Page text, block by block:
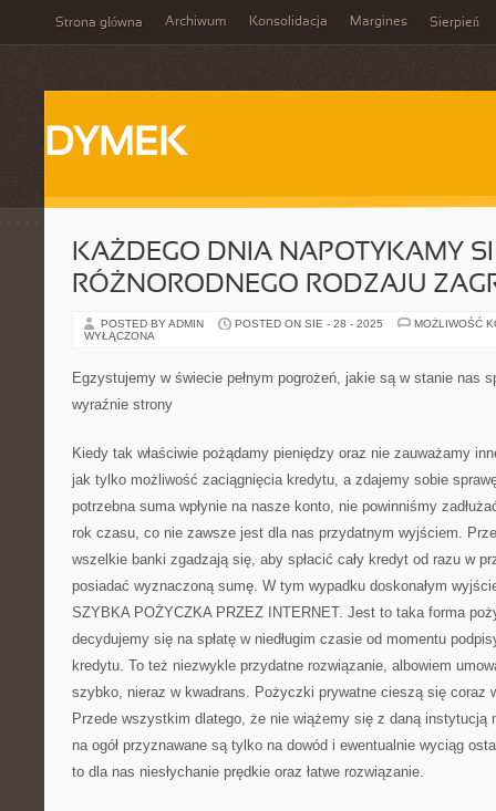
Strona główna Archiwum Konsolidacja Margines Sierpień
DYMEK
KAŻDEGO DNIA NAPOTYKAMY
RÓŻNORODNEGO RODZAJU
POSTED BY ADMIN POSTED ON SIE - 28 - 2025
MOŻLIWOŚĆ
WYŁĄCZONA
Egzystujemy w świecie pełnym pogrożeń, jakie są w stanie nas
wyraźnie strony
Kiedy tak właściwie pożądamy pieniędzy oraz nie zauważamy
jak tylko możliwość zaciągnięcia kredytu, a zdajemy sobie
potrzebna suma wpłynie na nasze konto, nie powinniśmy
rok czasu, co nie zawsze jest dla nas przydatnym wyjściem.
wszelkie banki zgadzają się, aby spłacić cały kredyt od razu w
posiadać wyznaczoną sumę. W tym wypadku doskonałym
SZYBKA POŻYCZKA PRZEZ INTERNET. Jest to taka forma
decydujemy się na spłatę w niedługim czasie od momentu
kredytu. To też niezwykle przydatne rozwiązanie, albowiem
szybko, nieraz w kwadrans. Pożyczki prywatne cieszą się coraz
Przede wszystkim dlatego, że nie wiążemy się z daną instytucją
na ogół przyznawane są tylko na dowód i ewentualnie wyciąg
to dla nas niesłychanie prędkie oraz łatwe rozwiązanie.